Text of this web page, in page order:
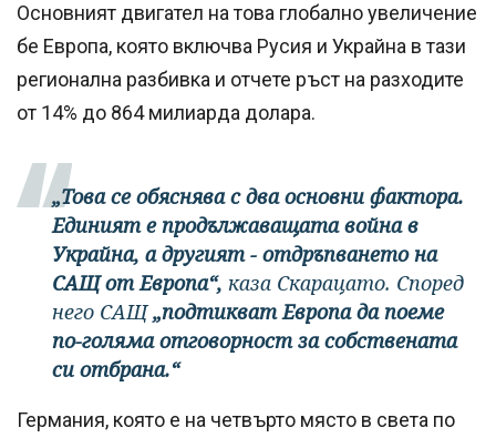
Основният двигател на това глобално увеличение
бе Европа, която включва Русия и Украйна в тази
регионална разбивка и отчете ръст на разходите
от 14% до 864 милиарда долара.
„Това се обяснява с два основни фактора.
Единият е продължаващата война в
Украйна, а другият - отдръпването на
САЩ от Европа“, каза Скарацато. Според
него САЩ„подтикват Европа да поеме
по-голяма отговорност за собствената
си отбрана.“
Германия, която е на четвърто място в света по